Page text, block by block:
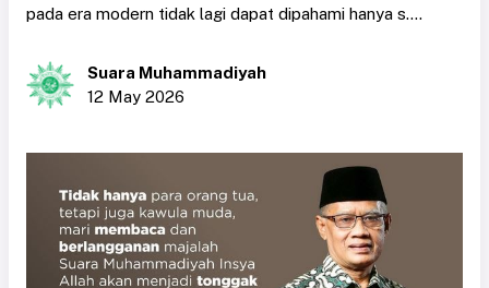
pada era modern tidak lagi dapat dipahami hanya s....
Suara Muhammadiyah
12 May 2026